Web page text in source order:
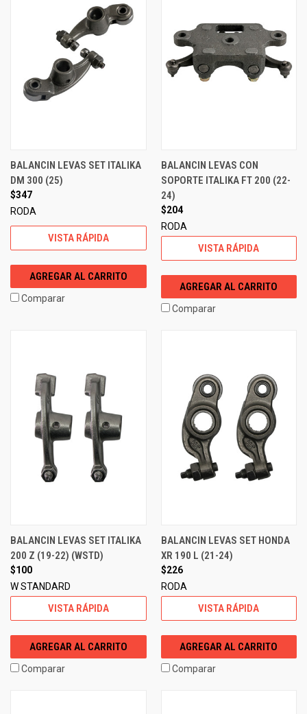
BALANCIN LEVAS SET ITALIKA
DM 300 (25)
$347
RODA
VISTA RÁPIDA
AGREGAR AL CARRITO
Comparar
BALANCIN LEVAS CON
SOPORTE ITALIKA FT 200 (22-
24)
$204
RODA
VISTA RÁPIDA
AGREGAR AL CARRITO
Comparar
BALANCIN LEVAS SET ITALIKA
200 Z (19-22) (WSTD)
$100
W STANDARD
VISTA RÁPIDA
AGREGAR AL CARRITO
Comparar
BALANCIN LEVAS SET HONDA
XR 190 L (21-24)
$226
RODA
VISTA RÁPIDA
AGREGAR AL CARRITO
Comparar